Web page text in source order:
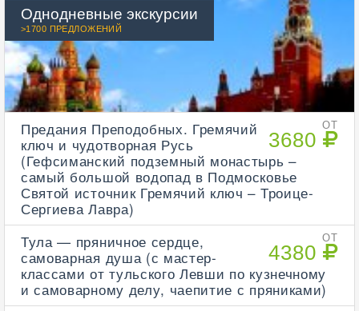
Однодневные экскурсии
>1700 ПРЕДЛОЖЕНИЙ
ОТ
3680
Предания Преподобных. Гремячий
ключ и чудотворная Русь
(Гефсиманский подземный монастырь –
самый большой водопад в Подмосковье
Святой источник Гремячий ключ – Троице-
Сергиева Лавра)
ОТ
4380
Тула — пряничное сердце,
самоварная душа (с мастер-
классами от тульского Левши по кузнечному
и самоварному делу, чаепитие с пряниками)